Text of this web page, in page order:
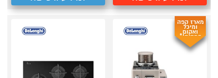
מארז קפה
ומיכל
ואקום
במתנה!*